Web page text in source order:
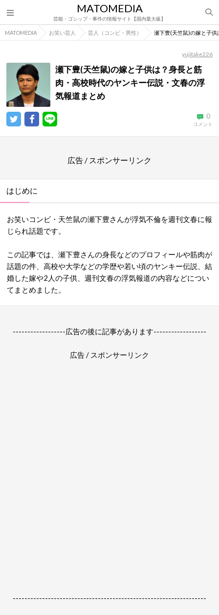
MATOMEDIA
芸能・ゴシップ・事件の情報サイト【国内最大級】
MATOMEDIA お笑い芸人 芸人（コンビ・男性） 瀬下豊(天竺鼠)の嫁と子
yujitake226
瀬下豊(天竺鼠)の嫁と子供は？身長と筋
肉・高校時代のヤンキー伝説・文春の浮
気報道まとめ
0
コメント
広告 / スポンサーリンク
はじめに
お笑いコンビ・天竺鼠の瀬下豊さんが浮気不倫を週刊文春に報
じられ話題です。
この記事では、瀬下豊さんの身長などのプロフィールや筋肉が
話題の件、高校や大学などの学歴や若い頃のヤンキー伝説、結
婚した嫁や2人の子供、週刊文春の浮気報道の内容などについ
てまとめました。
------------------広告の後に記事があります------------------
広告 / スポンサーリンク
------------------------------------------------------------------